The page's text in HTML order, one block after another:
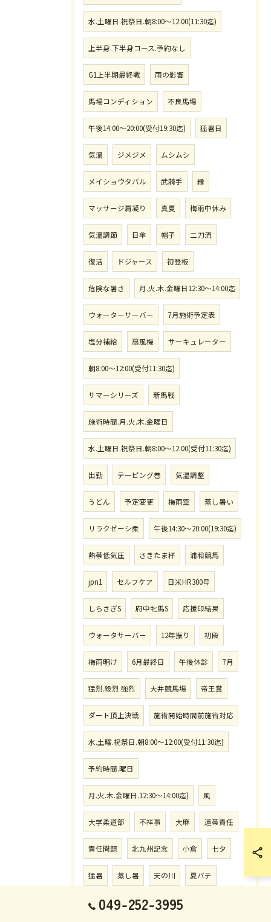
水.土曜日.祝祭日.朝8:00〜12:00(11:30迄)
上半身.下半身コース.予約なし
G1上半期最終戦 雨の影響
馬場コンディション 不良馬場
午後14:00〜20:00(受付19:30迄) 猛暑日
気温 ジメジメ ムシムシ
メイショウタバル 武騎手 縁
マッサージ肩凝り 真夏 梅雨中休み
気温調節 日傘 帽子 二刀流
復活 ドジャース 初登板
危険な暑さ 月.火.木.金曜日12:30〜14:00迄
ウォーターサーバー 7月施術予定表
塩分補給 扇風機 サーキュレーター
朝8:00〜12:00(受付11:30迄)
サマーシリーズ 新馬戦
施術時間.月.火.木.金曜日
水.土曜日.祝祭日.朝8:00〜12:00(受付11:30迄)
出勤 テーピング巻 気温調整
うどん 予定変更 梅雨空 蒸し暑い
リラクゼーシ柔 午後14:30〜20:00(19:30迄)
熱帯低気圧 さきたま杯 浦和競馬
jpn1 セルフケア 日米HR300号
しらさぎS 府中牝馬S 応援印結果
ウォータサーバー 12年振り 初段
梅雨明け 6月最終日 午後休診 7月
猛烈.殺烈.強烈 大井競馬場 帝王賞
ダート頂上決戦 施術開始時間前施術対応
水.土曜.祝祭日.朝8:00〜12:00(受付11:30迄)
予約時間.曜日
月.火.木.金曜日.12:30〜14:00迄) 風
大学柔道部 不祥事 大麻 連帯責任
責任問題 北九州記念 小倉 七夕
猛暑 蒸し暑 天の川 夏バテ
危険 高校野球 埼玉大会開幕
049-252-3995